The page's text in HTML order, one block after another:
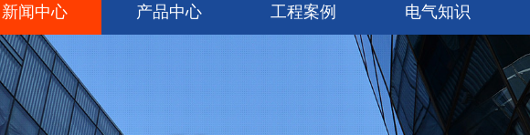
新闻中心
技术知识
源创新闻
产品中心
无功补偿装置
工程案例 电气知识
高低压起动柜
无功补偿装置